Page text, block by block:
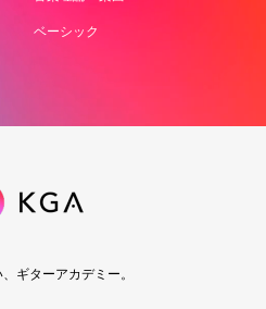
ベーシック
ギターアカデミー。